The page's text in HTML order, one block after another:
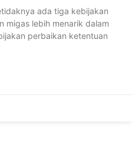
ada tiga kebijakan
migas lebih menarik dalam
perbaikan ketentuan